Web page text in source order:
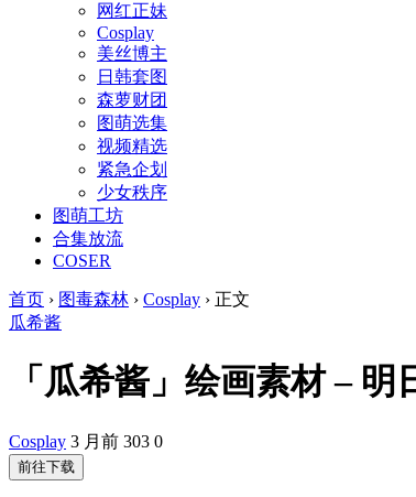
网红正妹
Cosplay
美丝博主
日韩套图
森萝财团
图萌选集
视频精选
紧急企划
少女秩序
图萌工坊
合集放流
COSER
首页 › 图毒森林 › Cosplay › 正文
瓜希酱
「瓜希酱」绘画素材 –
Cosplay 3 月前 303 0
前往下载